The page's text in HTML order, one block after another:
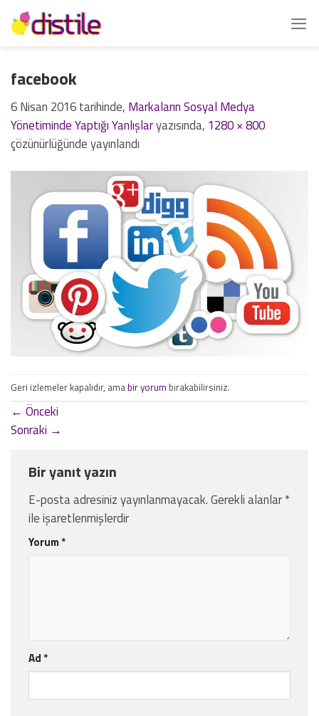
İçeriğe
atla
facebook
6 Nisan 2016tarihinde, Markaların Sosyal Medya
Yönetiminde Yaptığı Yanlışlaryazısında, 1280 × 800
çözünürlüğünde yayınlandı
Geri izlemeler kapalıdır, amabir yorum bırakabilirsiniz.
← Önceki
Sonraki →
Bir yanıt yazın
E-posta adresiniz yayınlanmayacak.Gerekli alanlar*
ile işaretlenmişlerdir
Yorum *
Ad *